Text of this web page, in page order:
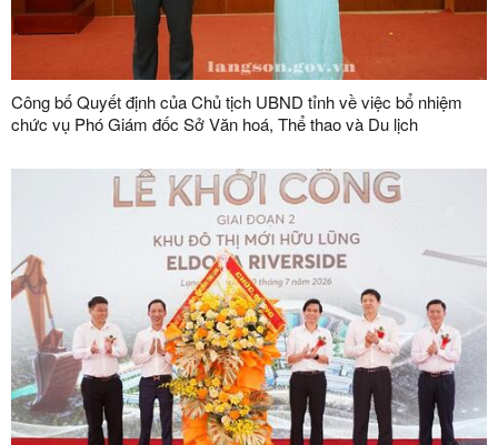
Công bố Quyết định của Chủ tịch UBND tỉnh về việc bổ nhiệm
chức vụ Phó Giám đốc Sở Văn hoá, Thể thao và Du lịch